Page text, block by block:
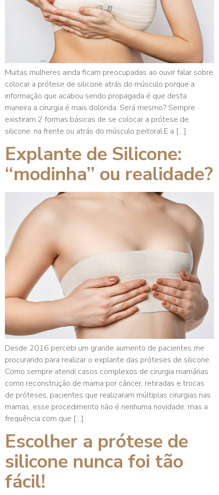
Muitas mulheres ainda ficam preocupadas ao ouvir falar sobre
colocar a prótese de silicone atrás do músculo porque a
informação que acabou sendo propagada é que desta
maneira a cirurgia é mais dolorida. Será mesmo? Sempre
existiram 2 formas básicas de se colocar a prótese de
silicone: na frente ou atrás do músculo peitoral.E a […]
Explante de Silicone:
“modinha” ou realidade?
Desde 2016 percebi um grande aumento de pacientes me
procurando para realizar o explante das próteses de silicone.
Como sempre atendi casos complexos de cirurgia mamárias
como reconstrução de mama por câncer, retiradas e trocas
de próteses, pacientes que realizaram múltiplas cirurgias nas
mamas, esse procedimento não é nenhuma novidade, mas a
frequência com que […]
Escolher a prótese de
silicone nunca foi tão
fácil!